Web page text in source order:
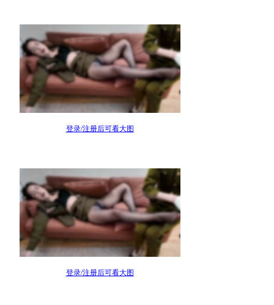
登录/注册后可看大图
登录/注册后可看大图